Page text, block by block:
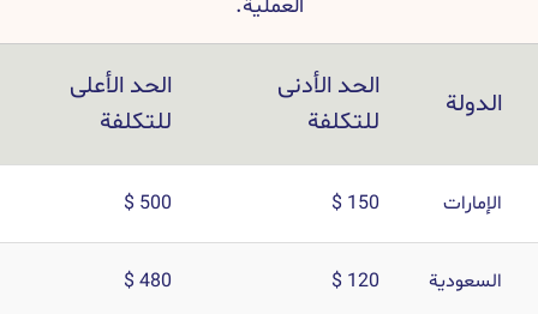
العملية.
الدولة
الحد الأدنى
للتكلفة
الحد الأعلى
للتكلفة
الإمارات 150 $
500 $
السعودية 120 $
480 $